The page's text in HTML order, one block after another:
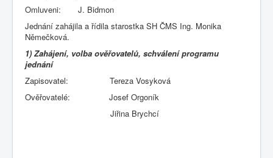
Omluveni: J. Bidmon
Jednání zahájila a řídila starostka SH ČMS Ing. Monika
Němečková.
1) Zahájení, volba ověřovatelů, schválení programu
jednání
Zapisovatel: Tereza Vosyková
Ověřovatelé: Josef Orgoník
Jiřina Brychcí